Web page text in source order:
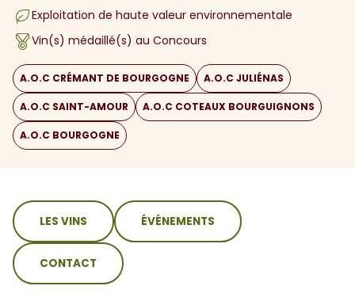
Exploitation de haute valeur environnementale
Vin(s) médaillé(s) au Concours
A.O.C CRÉMANT DE BOURGOGNE A.O.C JULIÉNAS
A.O.C SAINT-AMOUR A.O.C COTEAUX BOURGUIGNONS
A.O.C BOURGOGNE
sommaire
LES VINS ÉVÉNEMENTS
CONTACT